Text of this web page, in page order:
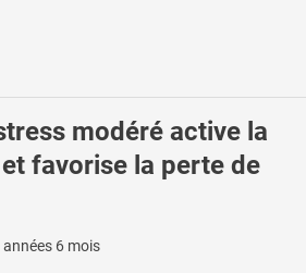
modéré active la
favorise la perte de
années 6 mois